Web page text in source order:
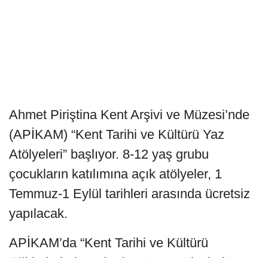
Ahmet Piriştina Kent Arşivi ve Müzesi’nde
(APİKAM) “Kent Tarihi ve Kültürü Yaz
Atölyeleri” başlıyor. 8-12 yaş grubu
çocukların katılımına açık atölyeler, 1
Temmuz-1 Eylül tarihleri arasında ücretsiz
yapılacak.
APİKAM’da “Kent Tarihi ve Kültürü